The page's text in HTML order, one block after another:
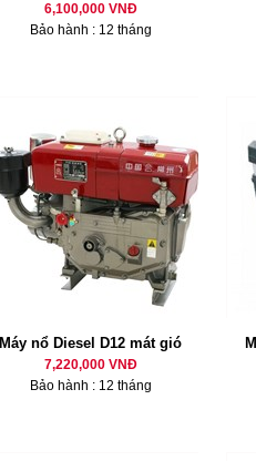
6,100,000 VNĐ
Bảo hành : 12 tháng
Máy nổ Diesel D12 mát gió
7,220,000 VNĐ
Bảo hành : 12 tháng